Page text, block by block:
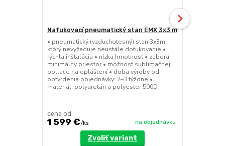
Nafukovací pneumatický stan EMX 3x3 m
• pneumatický (vzduchotesný) stan 3x3m,
ktorý nevyžaduje neustále dofukovanie •
rýchla inštalácia • nízka hmotnosť • zaberá
minimálny priestor • možnosť sublimačnej
potlače na opláštení • doba výroby od
potvrdenia objednávky: 2–3 týždne •
materiál: polyuretán a polyester 500D
cena od
1 599 €/ks na objednávku
Zvoliť variant